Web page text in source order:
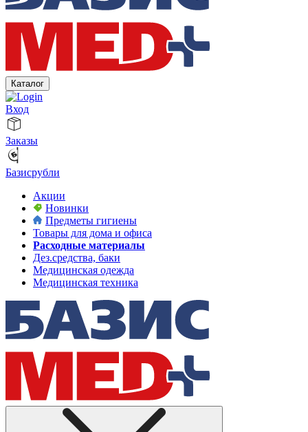
Каталог
Вход
Заказы
Базисрубли
Акции
Новинки
Предметы гигиены
Товары для дома и офиса
Расходные материалы
Дез.средства, баки
Медицинская одежда
Медицинская техника